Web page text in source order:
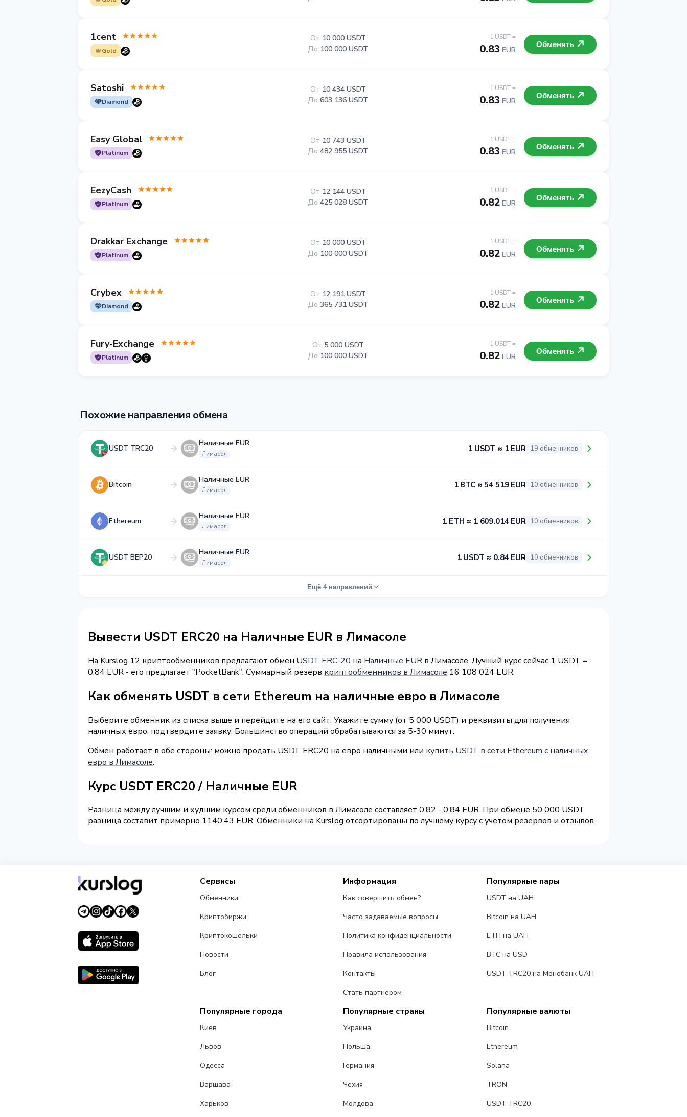
1cent
Gold
1 USDT =
0.83 EUR
От 10 000 USDT
До 100 000 USDT Обменять
Satoshi
Diamond
1 USDT =
0.83 EUR
От 10 434 USDT
До 603 136 USDT Обменять
Easy Global
Platinum
1 USDT =
0.83 EUR
От 10 743 USDT
До 482 955 USDT Обменять
EezyCash
Platinum
1 USDT =
0.82 EUR
От 12 144 USDT
До 425 028 USDT Обменять
Drakkar Exchange
Platinum
1 USDT =
0.82 EUR
От 10 000 USDT
До 100 000 USDT Обменять
Crybex
Diamond
1 USDT =
0.82 EUR
От 12 191 USDT
До 365 731 USDT Обменять
Fury-Exchange
Platinum
1 USDT =
0.82 EUR
От 5 000 USDT
До 100 000 USDT Обменять
Похожие направления обмена
USDT TRC20
Наличные EUR
Лимасол
1 USDT ≈ 1 EUR 19 обменников
Bitcoin
Наличные EUR
Лимасол
1 BTC ≈ 54 519 EUR 10 обменников
Ethereum
Наличные EUR
Лимасол
1 ETH ≈ 1 609.014 EUR 10 обменников
USDT BEP20
Наличные EUR
Лимасол
1 USDT ≈ 0.84 EUR 10 обменников
Ещё 4 направлений
Вывести USDT ERC20 на Наличные EUR в Лимасоле
На Kurslog 12 криптообменников предлагают обмен USDT ERC-20 на Наличные EUR в Лимасоле. Лучший курс сейчас 1 USDT =
0.84 EUR - его предлагает "PocketBank". Суммарный резерв криптообменников в Лимасоле 16 108 024 EUR.
Как обменять USDT в сети Ethereum на наличные евро в Лимасоле
Выберите обменник из списка выше и перейдите на его сайт. Укажите сумму (от 5 000 USDT) и реквизиты для получения
наличных евро, подтвердите заявку. Большинство операций обрабатываются за 5-30 минут.
Обмен работает в обе стороны: можно продать USDT ERC20 на евро наличными или купить USDT в сети Ethereum с наличных
евро в Лимасоле.
Курс USDT ERC20 / Наличные EUR
Разница между лучшим и худшим курсом среди обменников в Лимасоле составляет 0.82 - 0.84 EUR. При обмене 50 000 USDT
разница составит примерно 1140.43 EUR. Обменники на Kurslog отсортированы по лучшему курсу с учетом резервов и отзывов.
Сервисы
Обменники
Криптобиржи
Криптокошельки
Новости
Блог
Информация
Как совершить обмен?
Часто задаваемые вопросы
Политика конфиденциальности
Правила использования
Контакты
Стать партнером
Популярные пары
USDT на UAH
Bitcoin на UAH
ETH на UAH
BTC на USD
USDT TRC20 на Монобанк UAH
Популярные города
Киев
Львов
Одесса
Варшава
Харьков
Популярные страны
Украина
Польша
Германия
Чехия
Молдова
Популярные валюты
Bitcoin
Ethereum
Solana
TRON
USDT TRC20